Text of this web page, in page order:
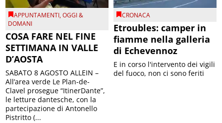
APPUNTAMENTI,OGGI &
DOMANI
COSA FARE NEL FINE
SETTIMANA IN VALLE
D’AOSTA
SABATO 8 AGOSTO ALLEIN –
All’area verde Le Plan-de-
Clavel prosegue “ItinerDante”,
le letture dantesche, con la
partecipazione di Antonello
Pistritto (...
CRONACA
Etroubles: camper in
fiamme nella galleria
di Echevennoz
E in corso l'intervento dei vigili
del fuoco, non ci sono feriti